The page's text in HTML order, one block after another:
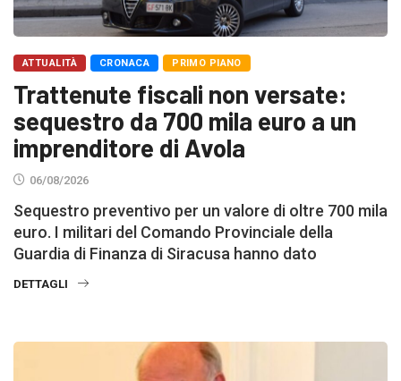
ATTUALITÀ CRONACA PRIMO PIANO
Trattenute fiscali non versate:
sequestro da 700 mila euro a un
imprenditore di Avola
06/08/2026
Sequestro preventivo per un valore di oltre 700 mila
euro. I militari del Comando Provinciale della
Guardia di Finanza di Siracusa hanno dato
DETTAGLI